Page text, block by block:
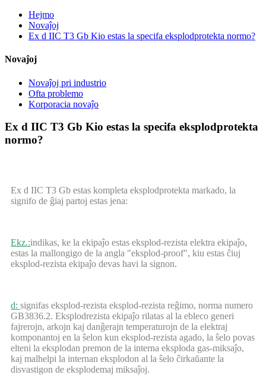
Hejmo
Novaĵoj
Ex d IIC T3 Gb Kio estas la specifa eksplodprotekta normo?
Novaĵoj
Novaĵoj pri industrio
Ofta problemo
Korporacia novaĵo
Ex d IIC T3 Gb Kio estas la specifa eksplodprotekta
normo?
Ex d IIC T3 Gb estas kompleta eksplodprotekta markado, la
signifo de ĝiaj partoj estas jena:
Ekz.:indikas, ke la ekipaĵo estas eksplod-rezista elektra ekipaĵo,
estas la mallongigo de la angla "eksplod-proof", kiu estas ĉiuj
eksplod-rezista ekipaĵo devas havi la signon.
d: signifas eksplod-rezista eksplod-rezista reĝimo, norma numero
GB3836.2. Eksplodrezista ekipaĵo rilatas al la ebleco generi
fajrerojn, arkojn kaj danĝerajn temperaturojn de la elektraj
komponantoj en la ŝelon kun eksplod-rezista agado, la ŝelo povas
elteni la eksplodan premon de la interna eksploda gas-miksaĵo,
kaj malhelpi la internan eksplodon al la ŝelo ĉirkaŭante la
disvastigon de eksplodemaj miksaĵoj.